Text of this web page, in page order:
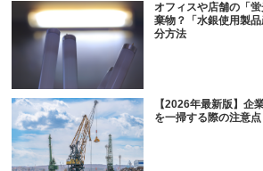
オフィスや店舗の「
棄物？「水銀使用製
分方法
【2026年最新版】企
を一掃する際の注意点